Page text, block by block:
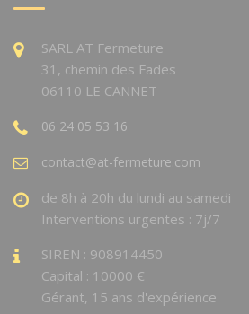
SARL AT Fermeture
31, chemin des Fades
06110 LE CANNET
06 24 05 53 16
contact@at-fermeture.com
de 8h à 20h du lundi au samedi
Interventions urgentes : 7j/7
SIREN : 908914450
Capital : 10000 €
Gérant, 15 ans d'expérience